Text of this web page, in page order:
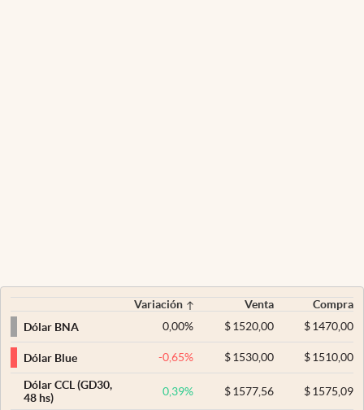
Variación Venta
Compra
Dólar BNA
0,00% $ 1520,00 $1470,00
Dólar Blue -0,65% $ 1530,00 $1510,00
Dólar CCL (GD30,
48 hs)
0,39% $ 1577,56 $1575,09